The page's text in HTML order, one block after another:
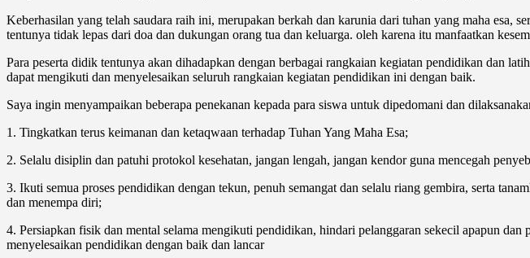
Keberhasilan yang telah saudara raih ini, merupakan berkah dan karunia dari tuhan yang maha esa,
tentunya tidak lepas dari doa dan dukungan orang tua dan keluarga. oleh karena itu manfaatkan
Para peserta didik tentunya akan dihadapkan dengan berbagai rangkaian kegiatan pendidikan dan
dapat mengikuti dan menyelesaikan seluruh rangkaian kegiatan pendidikan ini dengan baik.
Saya ingin menyampaikan beberapa penekanan kepada para siswa untuk dipedomani dan
1. Tingkatkan terus keimanan dan ketaqwaan terhadap Tuhan Yang Maha Esa;
2. Selalu disiplin dan patuhi protokol kesehatan, jangan lengah, jangan kendor guna mencegah
3. Ikuti semua proses pendidikan dengan tekun, penuh semangat dan selalu riang gembira, serta
dan menempa diri;
4. Persiapkan fisik dan mental selama mengikuti pendidikan, hindari pelanggaran sekecil apapun
menyelesaikan pendidikan dengan baik dan lancar